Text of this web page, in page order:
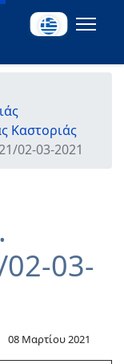
Καστοριάς
02-03-2021
03-
08 Μαρτίου 2021